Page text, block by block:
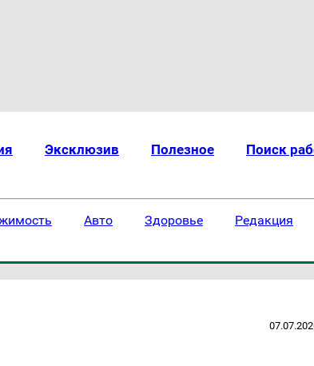
Эксклюзив Полезное Поиск
Авто Здоровье Редакция